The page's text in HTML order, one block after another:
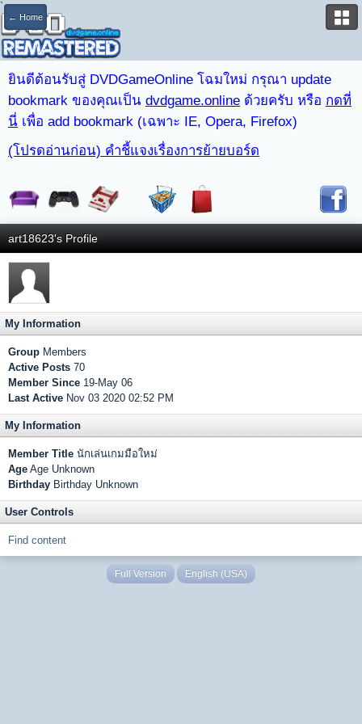
`
← Home
ยินดีต้อนรับสู่ DVDGameOnline โฉมใหม่ กรุณา update
bookmark ของคุณเป็น dvdgame.online ด้วยครับ หรือ กดที่
นี่ เพื่อ add bookmark (เฉพาะ IE, Opera, Firefox)
(โปรดอ่านก่อน) คำชี้แจงเรื่องการย้ายบอร์ด
art18623's Profile
My Information
Group Members
Active Posts 70
Member Since 19-May 06
Last Active Nov 03 2020 02:52 PM
My Information
Member Title นักเล่นเกมมือใหม่
Age Age Unknown
Birthday Birthday Unknown
User Controls
Find content
Full Version English (USA)